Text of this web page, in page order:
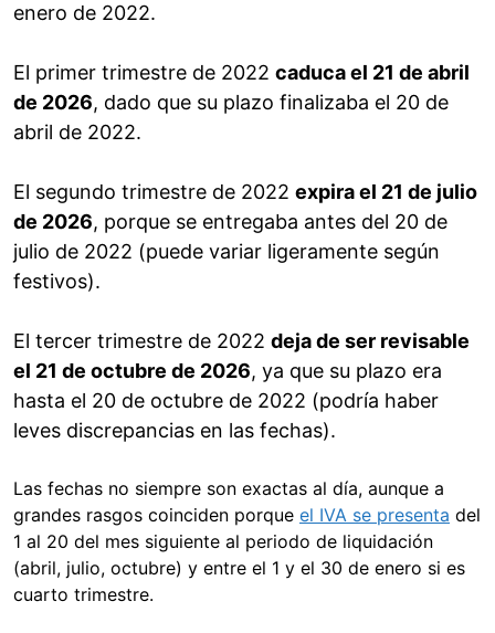
enero de 2022.
El primer trimestre de 2022 caduca el 21 de abril
de 2026, dado que su plazo finalizaba el 20 de
abril de 2022.
El segundo trimestre de 2022 expira el 21 de julio
de 2026, porque se entregaba antes del 20 de
julio de 2022 (puede variar ligeramente según
festivos).
El tercer trimestre de 2022 deja de ser revisable
el 21 de octubre de 2026, ya que su plazo era
hasta el 20 de octubre de 2022 (podría haber
leves discrepancias en las fechas).
Las fechas no siempre son exactas al día, aunque a
grandes rasgos coinciden porque el IVA se presenta del
1 al 20 del mes siguiente al periodo de liquidación
(abril, julio, octubre) y entre el 1 y el 30 de enero si es
cuarto trimestre.